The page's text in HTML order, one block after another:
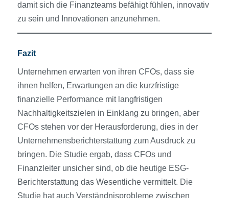
damit sich die Finanzteams befähigt fühlen, innovativ
zu sein und Innovationen anzunehmen.
Fazit
Unternehmen erwarten von ihren CFOs, dass sie
ihnen helfen, Erwartungen an die kurzfristige
finanzielle Performance mit langfristigen
Nachhaltigkeitszielen in Einklang zu bringen, aber
CFOs stehen vor der Herausforderung, dies in der
Unternehmensberichterstattung zum Ausdruck zu
bringen. Die Studie ergab, dass CFOs und
Finanzleiter unsicher sind, ob die heutige ESG-
Berichterstattung das Wesentliche vermittelt. Die
Studie hat auch Verständnisprobleme zwischen